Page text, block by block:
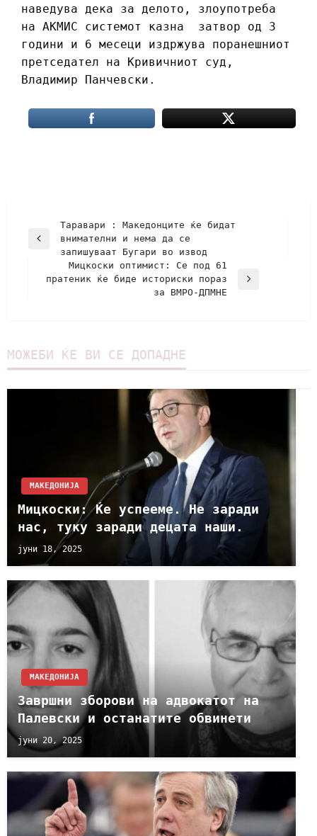
наведува дека за делото, злоупотреба
на АКМИС системот казна затвор од 3
години и 6 месеци издржува поранешниот
претседател на Кривичниот суд,
Владимир Панчевски.
Таравари : Македонците ќе бидат
внимателни и нема да се
запишуваат Бугари во извод
Мицкоски оптимист: Се под 61
пратеник ќе биде историски пораз
за ВМРО-ДПМНЕ
МОЖЕБИ ЌЕ ВИ СЕ ДОПАДНЕ
МАКЕДОНИЈА
Мицкоски: Ќе успееме. Не заради
нас, туку заради децата наши.
јуни 18, 2025
МАКЕДОНИЈА
Завршни зборови на адвокатот на
Палевски и останатите обвинети
јуни 20, 2025